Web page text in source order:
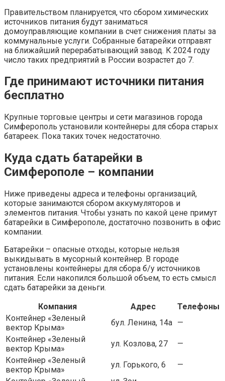
Правительством планируется, что сбором химических
источников питания будут заниматься
домоуправляющие компании в счет снижения платы за
коммунальные услуги. Собранные батарейки отправят
на ближайший перерабатывающий завод. К 2024 году
число таких предприятий в России возрастет до 7.
Где принимают источники питания
бесплатно
Крупные торговые центры и сети магазинов города
Симферополь установили контейнеры для сбора старых
батареек. Пока таких точек недостаточно.
Куда сдать батарейки в
Симферополе – компании
Ниже приведены адреса и телефоны организаций,
которые занимаются сбором аккумуляторов и
элементов питания. Чтобы узнать по какой цене примут
батарейки в Симферополе, достаточно позвонить в офис
компании.
Батарейки – опасные отходы, которые нельзя
выкидывать в мусорный контейнер. В городе
установлены контейнеры для сбора б/у источников
питания. Если накопился большой объем, то есть смысл
сдать батарейки за деньги.
Компания
Адрес
Телефоны
Контейнер «Зеленый
вектор Крыма»
бул. Ленина, 14а —
Контейнер «Зеленый
вектор Крыма»
ул. Козлова, 27
—
Контейнер «Зеленый
вектор Крыма»
ул. Горького, 6
—